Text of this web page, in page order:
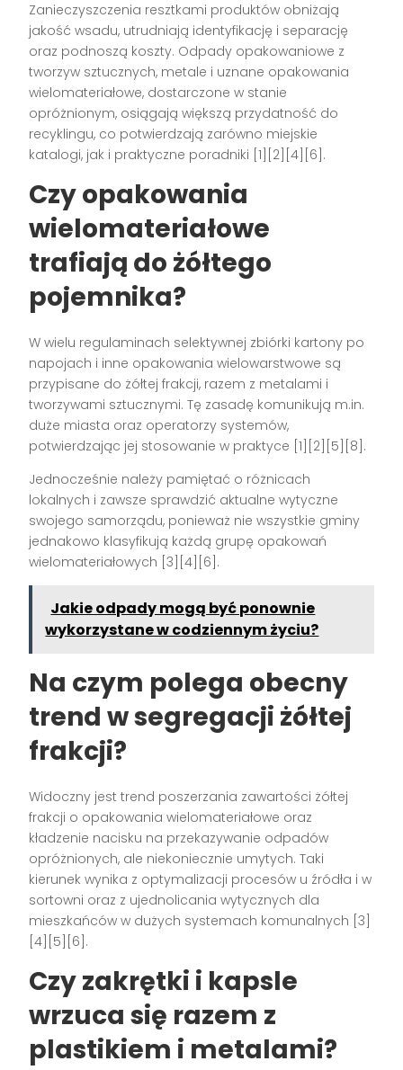
Zanieczyszczenia resztkami produktów obniżają
jakość wsadu, utrudniają identyfikację i separację
oraz podnoszą koszty. Odpady opakowaniowe z
tworzyw sztucznych, metale i uznane opakowania
wielomateriałowe, dostarczone w stanie
opróżnionym, osiągają większą przydatność do
recyklingu, co potwierdzają zarówno miejskie
katalogi, jak i praktyczne poradniki [1][2][4][6].
Czy opakowania
wielomateriałowe
trafiają do żółtego
pojemnika?
W wielu regulaminach selektywnej zbiórki kartony po
napojach i inne opakowania wielowarstwowe są
przypisane do żółtej frakcji, razem z metalami i
tworzywami sztucznymi. Tę zasadę komunikują m.in.
duże miasta oraz operatorzy systemów,
potwierdzając jej stosowanie w praktyce [1][2][5][8].
Jednocześnie należy pamiętać o różnicach
lokalnych i zawsze sprawdzić aktualne wytyczne
swojego samorządu, ponieważ nie wszystkie gminy
jednakowo klasyfikują każdą grupę opakowań
wielomateriałowych [3][4][6].
Jakie odpady mogą być ponownie
wykorzystane w codziennym życiu?
Na czym polega obecny
trend w segregacji żółtej
frakcji?
Widoczny jest trend poszerzania zawartości żółtej
frakcji o opakowania wielomateriałowe oraz
kładzenie nacisku na przekazywanie odpadów
opróżnionych, ale niekoniecznie umytych. Taki
kierunek wynika z optymalizacji procesów u źródła i w
sortowni oraz z ujednolicania wytycznych dla
mieszkańców w dużych systemach komunalnych [3]
[4][5][6].
Czy zakrętki i kapsle
wrzuca się razem z
plastikiem i metalami?